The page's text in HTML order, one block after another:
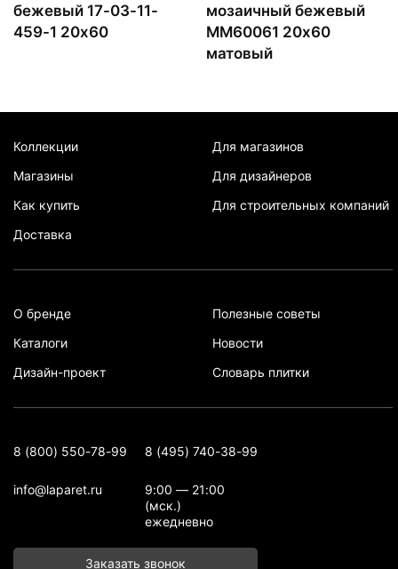
бежевый 17-03-11-
459-1 20х60
мозаичный бежевый
ММ60061 20х60
матовый
Коллекции
Магазины
Как купить
Доставка
Для магазинов
Для дизайнеров
Для строительных компаний
О бренде
Каталоги
Дизайн-проект
Полезные советы
Новости
Словарь плитки
8 (800) 550-78-99 8 (495) 740-38-99
info@laparet.ru
9:00 — 21:00
(мск.)
ежедневно
Заказать звонок